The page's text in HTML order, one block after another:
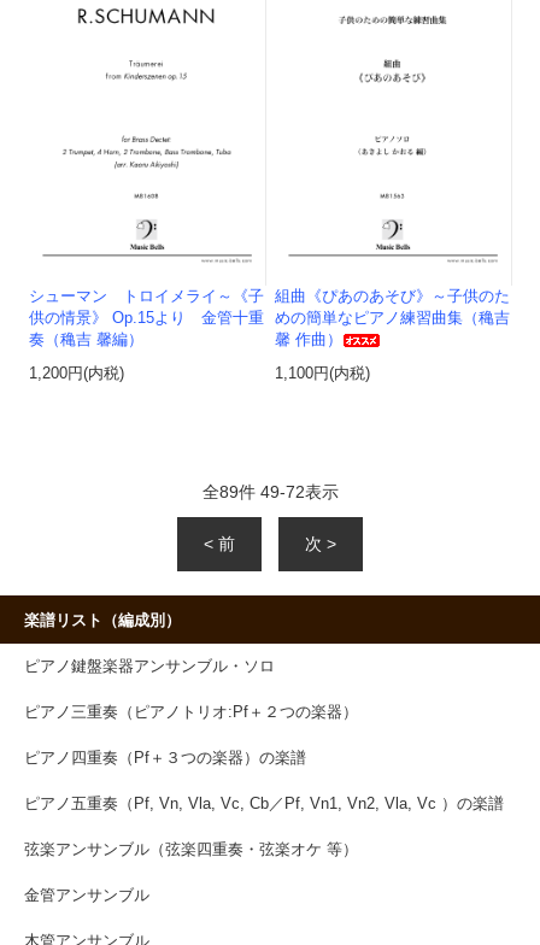
シューマン トロイメライ～《子
供の情景》 Op.15より 金管十重
奏（穐吉 馨編）
1,200円(内税)
組曲《ぴあのあそび》～子供のた
めの簡単なピアノ練習曲集（穐吉
馨 作曲）
1,100円(内税)
全89件 49-72表示
< 前 次 >
楽譜リスト（編成別）
ピアノ鍵盤楽器アンサンブル・ソロ
ピアノ三重奏（ピアノトリオ:Pf＋２つの楽器）
ピアノ四重奏（Pf＋３つの楽器）の楽譜
ピアノ五重奏（Pf, Vn, Vla, Vc, Cb／Pf, Vn1, Vn2, Vla, Vc ）の楽譜
弦楽アンサンブル（弦楽四重奏・弦楽オケ 等）
金管アンサンブル
木管アンサンブル